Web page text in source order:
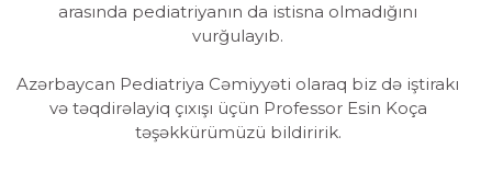
arasında pediatriyanın da istisna olmadığını
vurğulayıb.
Azərbaycan Pediatriya Cəmiyyəti olaraq biz də iştirakı
və təqdirəlayiq çıxışı üçün Professor Esin Koça
təşəkkürümüzü bildiririk.